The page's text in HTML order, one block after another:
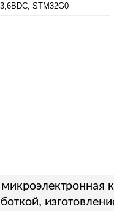
STM32G0